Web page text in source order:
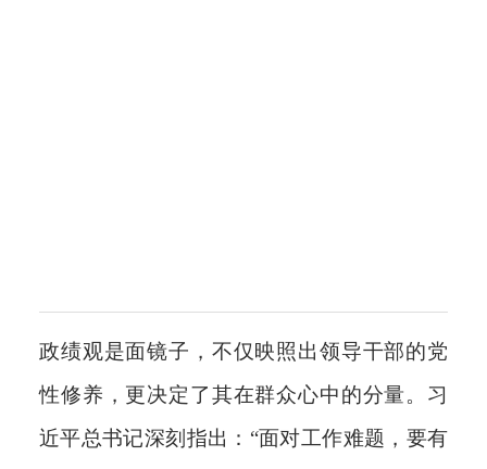
政绩观是面镜子，不仅映照出领导干部的党
性修养，更决定了其在群众心中的分量。习
近平总书记深刻指出：“面对工作难题，要有